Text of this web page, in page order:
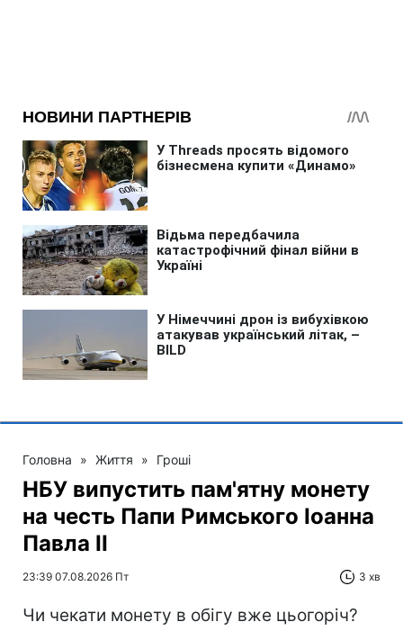
Головна » Життя » Гроші
НБУ випустить пам'ятну монету
на честь Папи Римського Іоанна
Павла II
23:39 07.08.2026 Пт 3 хв
Чи чекати монету в обігу вже цьогоріч?